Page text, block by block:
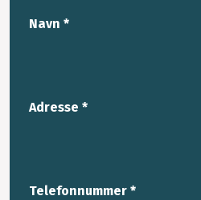
Navn *
Adresse *
Telefonnummer *